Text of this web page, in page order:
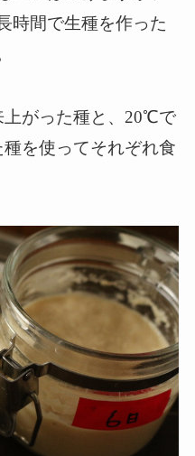
時間で生種を作った
がった種と、20℃で
を使ってそれぞれ食